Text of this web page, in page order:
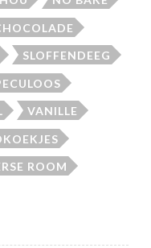
SLOFFENDEEG
VANILLE
ROOM